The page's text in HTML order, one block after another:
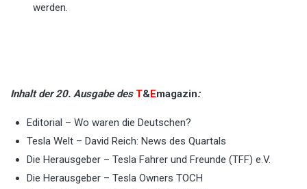
werden.
Inhalt der 20. Ausgabe des T&Emagazin:
Editorial – Wo waren die Deutschen?
Tesla Welt – David Reich: News des Quartals
Die Herausgeber – Tesla Fahrer und Freunde (TFF) e.V.
Die Herausgeber – Tesla Owners TOCH